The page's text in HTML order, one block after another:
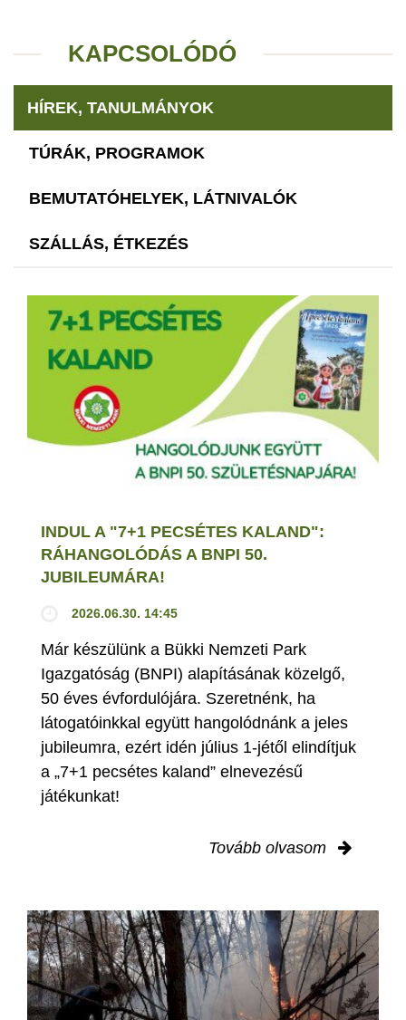
KAPCSOLÓDÓ
HÍREK, TANULMÁNYOK
TÚRÁK, PROGRAMOK
BEMUTATÓHELYEK, LÁTNIVALÓK
SZÁLLÁS, ÉTKEZÉS
INDUL A "7+1 PECSÉTES KALAND":
RÁHANGOLÓDÁS A BNPI 50.
JUBILEUMÁRA!
2026.06.30. 14:45
Már készülünk a Bükki Nemzeti Park
Igazgatóság (BNPI) alapításának közelgő,
50 éves évfordulójára. Szeretnénk, ha
látogatóinkkal együtt hangolódnánk a jeles
jubileumra, ezért idén július 1-jétől elindítjuk
a „7+1 pecsétes kaland” elnevezésű
játékunkat!
Tovább olvasom